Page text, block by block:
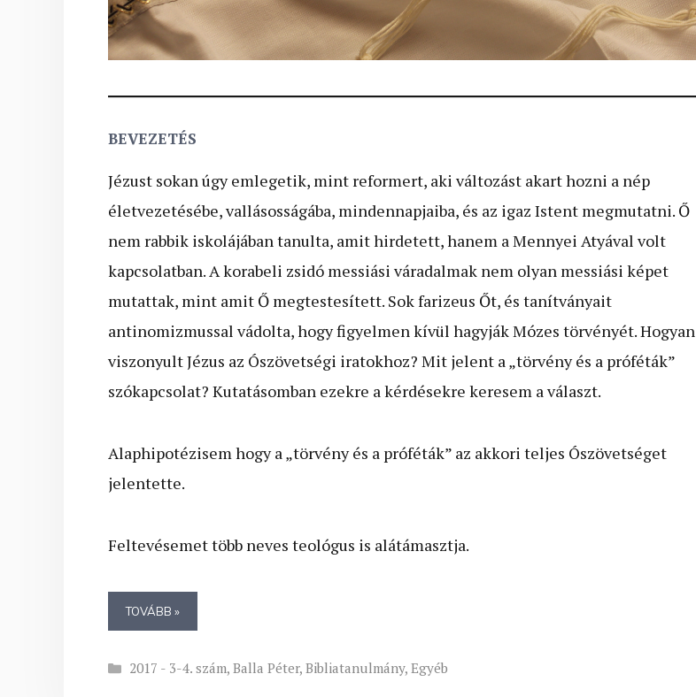
BEVEZETÉS
Jézust sokan úgy emlegetik, mint reformert, aki változást akart hozni a nép
életvezetésébe, vallásosságába, mindennapjaiba, és az igaz Istent megmutatni. Ő
nem rabbik iskolájában tanulta, amit hirdetett, hanem a Mennyei Atyával volt
kapcsolatban. A korabeli zsidó messiási váradalmak nem olyan messiási képet
mutattak, mint amit Ő megtestesített. Sok farizeus Őt, és tanítványait
antinomizmussal vádolta, hogy figyelmen kívül hagyják Mózes törvényét. Hogyan
viszonyult Jézus az Ószövetségi iratokhoz? Mit jelent a „törvény és a próféták”
szókapcsolat? Kutatásomban ezekre a kérdésekre keresem a választ.
Alaphipotézisem hogy a „törvény és a próféták” az akkori teljes Ószövetséget
jelentette.
Feltevésemet több neves teológus is alátámasztja.
TOVÁBB »
Kategória
2017 - 3-4. szám,Balla Péter,Bibliatanulmány,Egyéb